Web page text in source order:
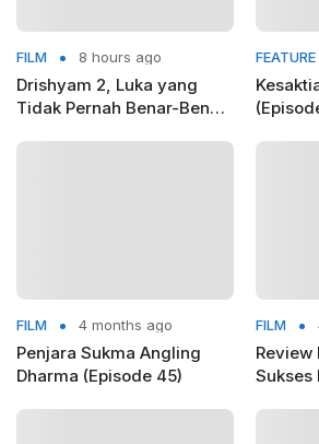
FILM 8 hours ago
Drishyam 2, Luka yang
Tidak Pernah Benar-Benar
FEATURE
FILM 4 months ago
Penjara Sukma Angling
Dharma (Episode 45)
FILM
Review
Sukses